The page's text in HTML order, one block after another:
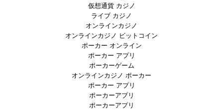
仮想通貨 カジノ
ライブ カジノ
オンラインカジノ
オンラインカジノ ビットコイン
ポーカー オンライン
ポーカー アプリ
ポーカーゲーム
オンラインカジノ ポーカー
ポーカー アプリ
ポーカーアプリ
ポーカーアプリ